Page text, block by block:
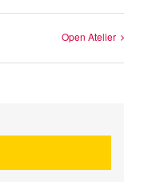
Open Atelier